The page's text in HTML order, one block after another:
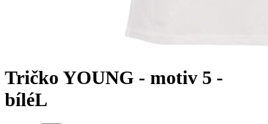
Tričko YOUNG - motiv 5 -
bíléL